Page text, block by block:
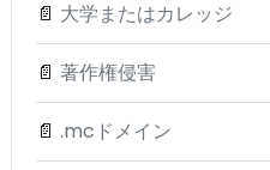
📄 大学またはカレッジ
📄 著作権侵害
📄 .mcドメイン